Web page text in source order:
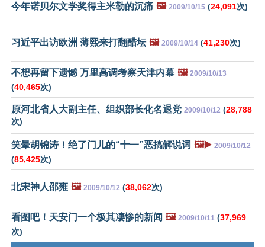
今年诺贝尔文学奖得主米勒的沉痛 🖼️ 2009/10/15 (24,091次)
习近平出访欧洲 薄熙来打翻醋坛 🖼️ 2009/10/14 (41,230次)
不想再留下遗憾 万里高调考察天津内幕 🖼️ 2009/10/13
(40,465次)
原河北省人大副主任、组织部长化名退党 2009/10/12 (28,788
次)
笑晕胡锦涛！绝了门儿的“十一”恶搞解说词 🖼️▶️ 2009/10/12
(85,425次)
北宋神人邵雍 🖼️ 2009/10/12 (38,062次)
看图吧！天安门一个极其凄惨的新闻 🖼️ 2009/10/11 (37,969
次)